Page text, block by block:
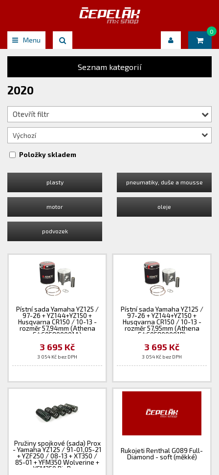
Menu
0
Seznam kategorií
2020
Otevřít filtr
Výchozí
Položky skladem
plasty pneumatiky, duše a mousse
motor oleje
podvozek
Pístní sada Yamaha YZ125 /
97-26 + YZ144+YZ150 +
Husqvarna CR150 / 10-13 -
rozměr 57,94mm (Athena
S4C05800001A)
3 695 Kč
3 054 Kč bez DPH
Pístní sada Yamaha YZ125 /
97-26 + YZ144+YZ150 +
Husqvarna CR150 / 10-13 -
rozměr 57,95mm (Athena
S4C05800001B)
3 695 Kč
3 054 Kč bez DPH
Pružiny spojkové (sada) Prox
- Yamaha YZ125 / 91-01,05-21
+ YZF250 / 08-13 + XT350 /
85-01 + YFM350 Wolverine +
YFM350 BigBear
Rukojeti Renthal G089 Full-
Diamond - soft (měkké)